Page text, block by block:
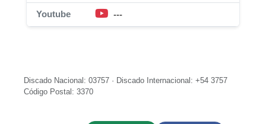
Youtube ---
Discado Nacional: 03757 · Discado Internacional: +54 3757
Código Postal: 3370